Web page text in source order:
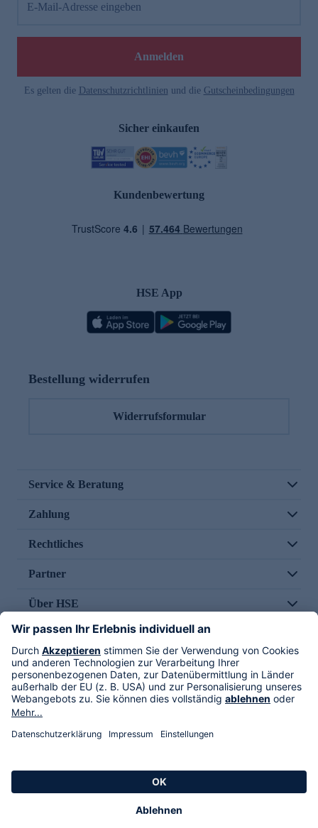
E-Mail-Adresse eingeben
Anmelden
Es gelten die Datenschutzrichtlinien und die Gutscheinbedingungen
Sicher einkaufen
Kundenbewertung
HSE App
Bestellung widerrufen
Widerrufsformular
Service & Beratung
Zahlung
Rechtliches
Partner
Über HSE
Im TV
HSE International